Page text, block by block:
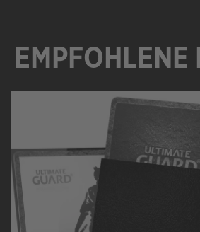
EMPFOHLENE
Omitir la galería de productos